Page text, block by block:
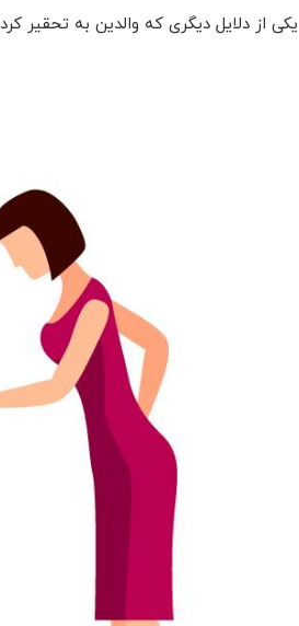
یکی از دلایل دیگری که والدین به تحقیر